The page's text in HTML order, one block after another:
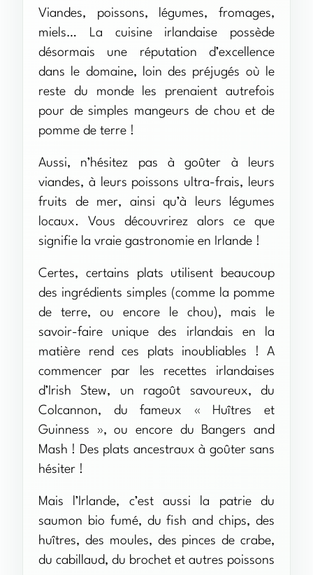
Viandes, poissons, légumes, fromages,
miels… La cuisine irlandaise possède
désormais une réputation d’excellence
dans le domaine, loin des préjugés où le
reste du monde les prenaient autrefois
pour de simples mangeurs de chou et de
pomme de terre !
Aussi, n’hésitez pas à goûter à leurs
viandes, à leurs poissons ultra-frais, leurs
fruits de mer, ainsi qu’à leurs légumes
locaux. Vous découvrirez alors ce que
signifie la vraie gastronomie en Irlande !
Certes, certains plats utilisent beaucoup
des ingrédients simples (comme la pomme
de terre, ou encore le chou), mais le
savoir-faire unique des irlandais en la
matière rend ces plats inoubliables ! A
commencer par les recettes irlandaises
d’Irish Stew, un ragoût savoureux, du
Colcannon, du fameux « Huîtres et
Guinness », ou encore du Bangers and
Mash ! Des plats ancestraux à goûter sans
hésiter !
Mais l’Irlande, c’est aussi la patrie du
saumon bio fumé, du fish and chips, des
huîtres, des moules, des pinces de crabe,
du cabillaud, du brochet et autres poissons